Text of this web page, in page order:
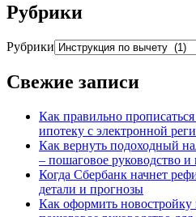
Рубрики
Рубрики
Свежие записи
Как правильно
ипотеку с электронной
Как вернуть подоходный
– пошаговое руководство
Когда Сбербанк начнет
детали и прогнозы
Как оформить новостройку